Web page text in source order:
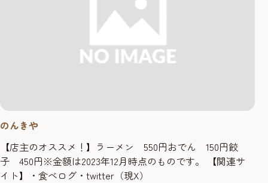
のんきや
【店主のオススメ！】ラーメン 550円おでん 150円餃
子 450円※金額は2023年12月時点のものです。 【関連サ
イト】・食べログ・twitter（現X）